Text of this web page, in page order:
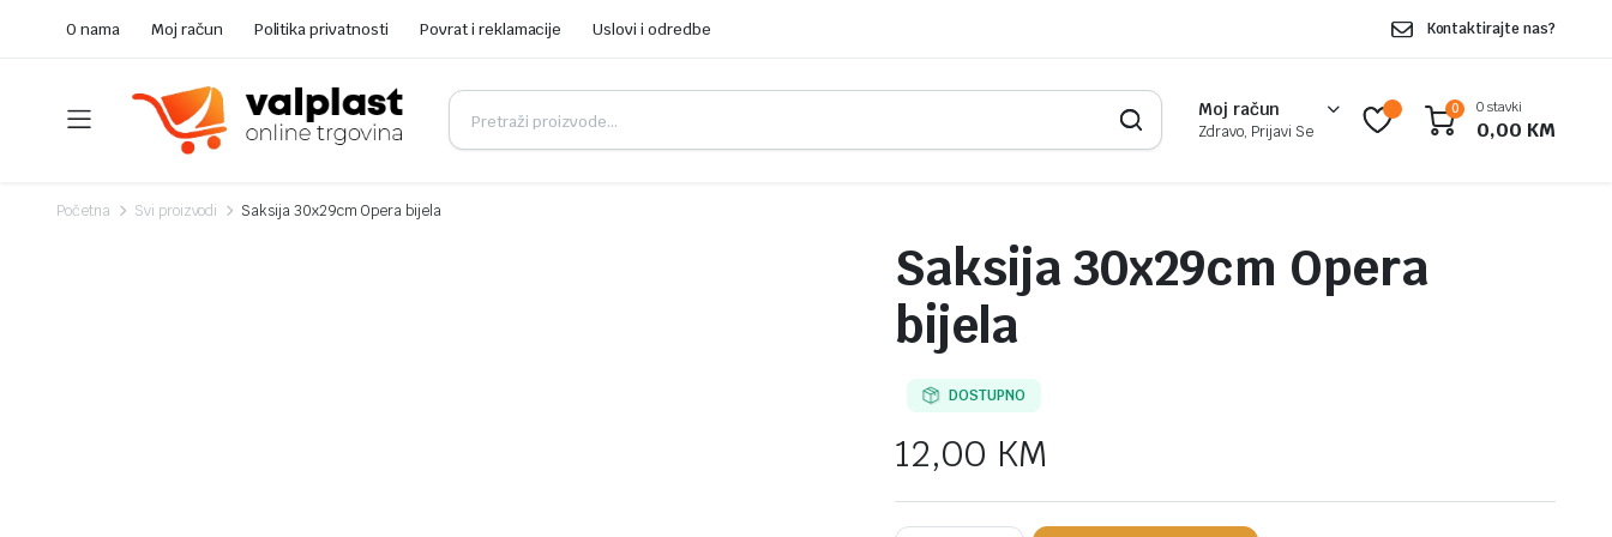
O nama Moj račun Politika privatnosti Povrat i reklamacije Uslovi i odredbe Kontaktirajte nas?
Moj račun
Zdravo, Prijavi Se
0 0 stavki
0,00 KM
Početna Svi proizvodi Saksija 30x29cm Opera bijela
Saksija 30x29cm Opera
bijela
DOSTUPNO
12,00 KM